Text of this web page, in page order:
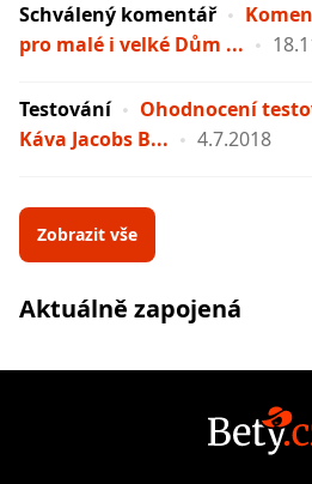
Schválený komentář
pro malé i velké Dům ...
Testování
Ohodnocení
Káva Jacobs B...
4.7.2018
Zobrazit vše
Aktuálně zapojená